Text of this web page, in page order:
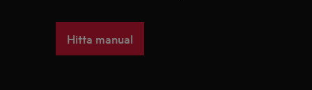
Hitta manual